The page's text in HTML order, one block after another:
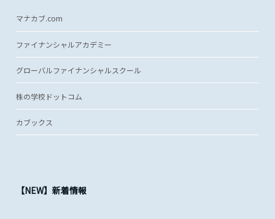
マナカブ.com
ファイナンシャルアカデミー
グローバルファイナンシャルスクール
株の学校ドットコム
カブックス
【NEW】新着情報